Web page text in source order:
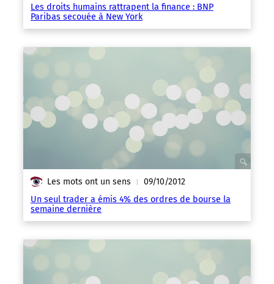
Les droits humains rattrapent la finance : BNP
Paribas secouée à New York
Les mots ont un sens | 09/10/2012
Un seul trader a émis 4% des ordres de bourse la
semaine dernière